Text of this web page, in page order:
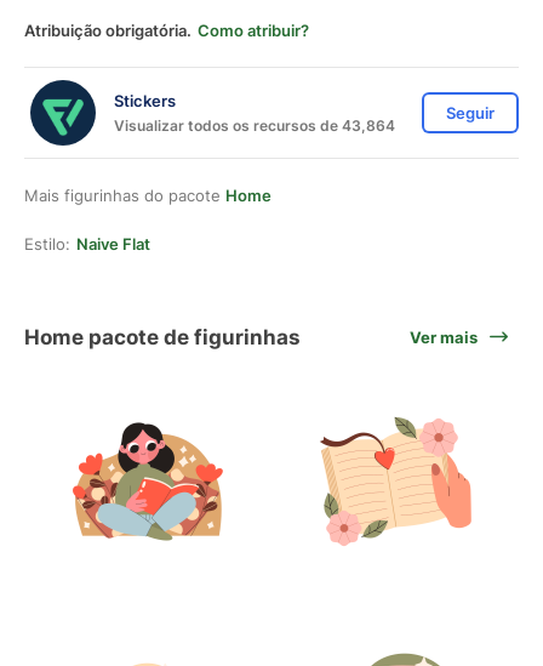
Atribuição obrigatória. Como atribuir?
Stickers
Visualizar todos os recursos de 43,864
Seguir
Mais figurinhas do pacote Home
Estilo: Naive Flat
Home pacote de figurinhas Ver mais